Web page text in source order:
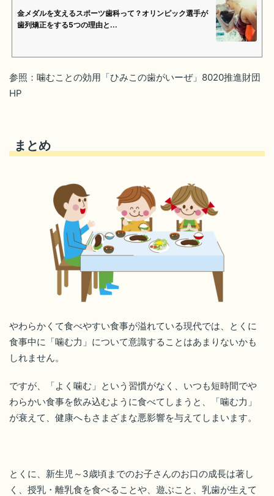
金メダルを支えるスポーツ歯科って？オリンピック選手が
歯列矯正をする5つの理由と...
参照： 噛むことの効用「ひみこの歯がいーぜ」8020推進財団
HP
まとめ
やわらかくて食べやすい食事が溢れている現代では、とくに
食事中に「噛む力」について意識することはあまりないかも
しれません。
ですが、「よく噛む」という習慣がなく、いつも短時間でや
わらかい食事を飲み込むように食べてしまうと、「噛む力」
が衰えて、健康へもさまざまな悪影響を与えてしまいます。
とくに、新生児～3歳頃までのお子さんのお口の成長は著し
く、授乳・離乳食を食べることや、遊ぶこと、乳歯が生えて